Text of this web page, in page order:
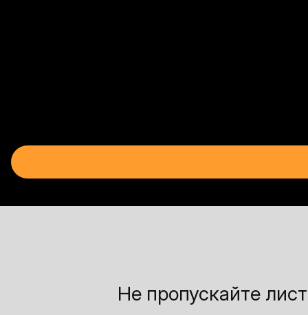
Не пропускайте